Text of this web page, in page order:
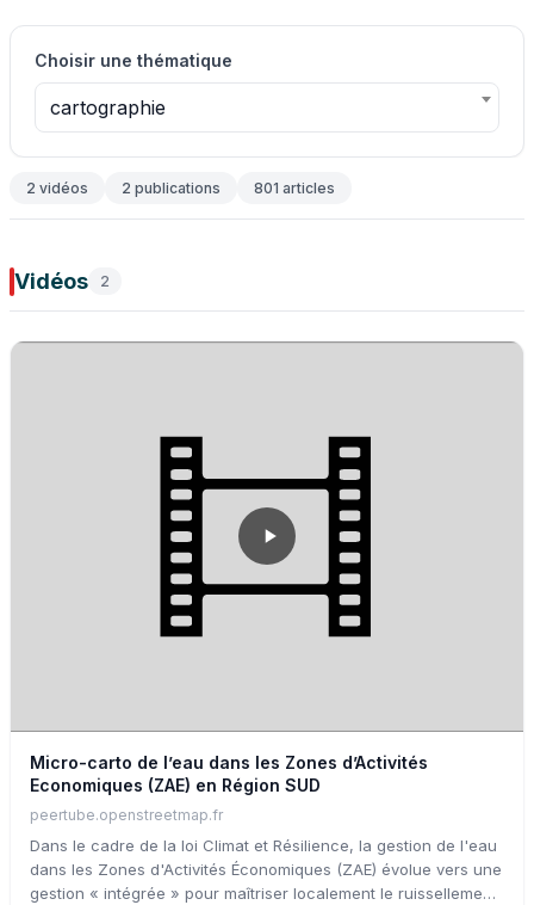
Choisir une thématique
cartographie
2 vidéos 2 publications 801 articles
Vidéos 2
Micro-carto de l’eau dans les Zones d’Activités
Economiques (ZAE) en Région SUD
peertube.openstreetmap.fr
Dans le cadre de la loi Climat et Résilience, la gestion de l'eau
dans les Zones d'Activités Économiques (ZAE) évolue vers une
gestion « intégrée » pour maîtriser localement le ruissellement